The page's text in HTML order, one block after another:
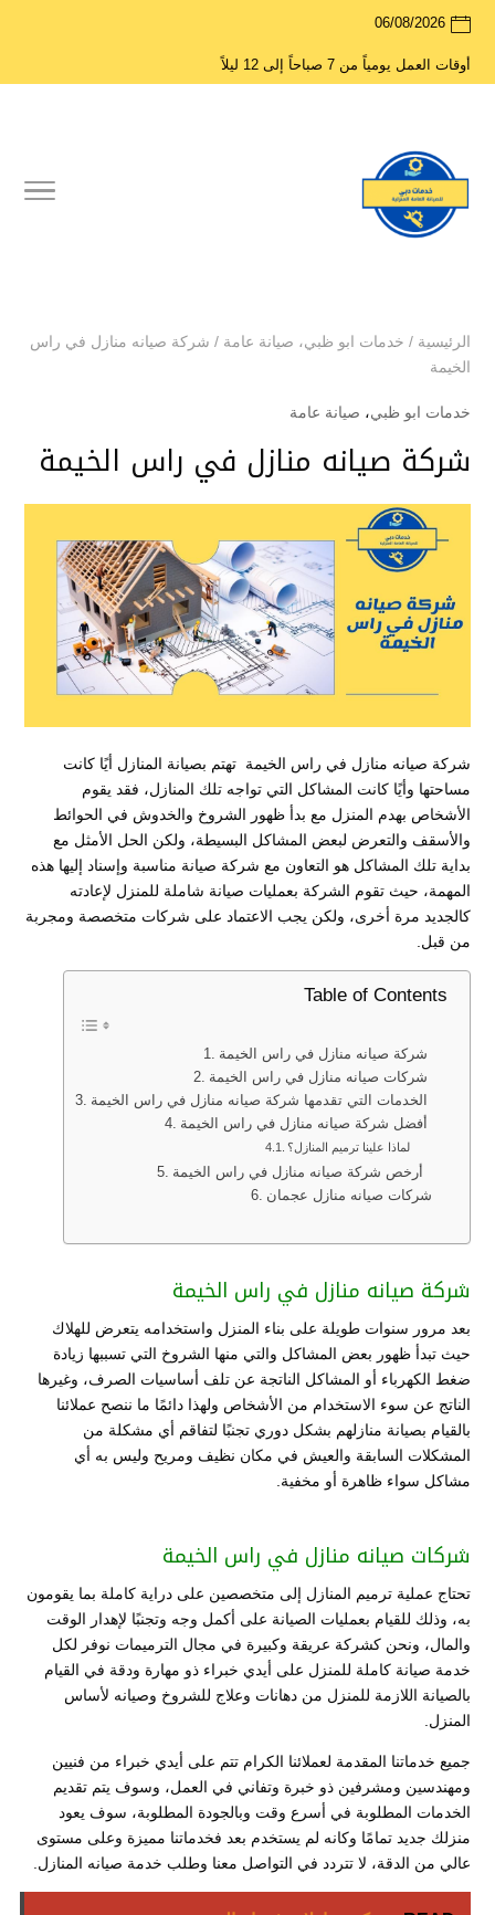
06/08/2026
أوقات العمل يومياً من 7 صباحاً إلى 12 ليلاً
الرئيسية / خدمات ابو ظبي، صيانة عامة / شركة صيانه منازل في راس
الخيمة
خدمات ابو ظبي، صيانة عامة
شركة صيانه منازل في راس الخيمة
شركة صيانه منازل في راس الخيمة تهتم بصيانة المنازل أيًا كانت
مساحتها وأيًا كانت المشاكل التي تواجه تلك المنازل، فقد يقوم
الأشخاص بهدم المنزل مع بدأ ظهور الشروخ والخدوش في الحوائط
والأسقف والتعرض لبعض المشاكل البسيطة، ولكن الحل الأمثل مع
بداية تلك المشاكل هو التعاون مع شركة صيانة مناسبة وإسناد إليها هذه
المهمة، حيث تقوم الشركة بعمليات صيانة شاملة للمنزل لإعادته
كالجديد مرة أخرى، ولكن يجب الاعتماد على شركات متخصصة ومجربة
من قبل.
Table of Contents
لماذا علينا ترميم المنازل؟
شركات صيانه منازل عجمان
شركة صيانه منازل في راس الخيمة
بعد مرور سنوات طويلة على بناء المنزل واستخدامه يتعرض للهلاك
حيث تبدأ ظهور بعض المشاكل والتي منها الشروخ التي تسببها زيادة
ضغط الكهرباء أو المشاكل الناتجة عن تلف أساسيات الصرف، وغيرها
الناتج عن سوء الاستخدام من الأشخاص ولهذا دائمًا ما ننصح عملائنا
بالقيام بصيانة منازلهم بشكل دوري تجنبًا لتفاقم أي مشكلة من
المشكلات السابقة والعيش في مكان نظيف ومريح وليس به أي
مشاكل سواء ظاهرة أو مخفية.
شركات صيانه منازل في راس الخيمة
تحتاج عملية ترميم المنازل إلى متخصصين على دراية كاملة بما يقومون
به، وذلك للقيام بعمليات الصيانة على أكمل وجه وتجنبًا لإهدار الوقت
والمال، ونحن كشركة عريقة وكبيرة في مجال الترميمات نوفر لكل
خدمة صيانة كاملة للمنزل على أيدي خبراء ذو مهارة ودقة في القيام
بالصيانة اللازمة للمنزل من دهانات وعلاج للشروخ وصيانه لأساس
المنزل.
جميع خدماتنا المقدمة لعملائنا الكرام تتم على أيدي خبراء من فنيين
ومهندسين ومشرفين ذو خبرة وتفاني في العمل، وسوف يتم تقديم
الخدمات المطلوبة في أسرع وقت وبالجودة المطلوبة، سوف يعود
منزلك جديد تمامًا وكانه لم يستخدم بعد فخدماتنا مميزة وعلى مستوى
عالي من الدقة، لا تتردد في التواصل معنا وطلب خدمة صيانه المنازل.